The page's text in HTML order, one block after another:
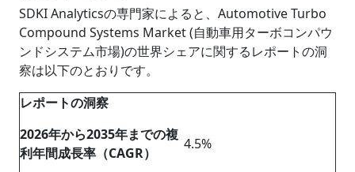
SDKI Analyticsの専門家によると、Automotive Turbo
Compound Systems Market (自動車用ターボコンパウ
ンドシステム市場)の世界シェアに関するレポートの洞
察は以下のとおりです。
レポートの洞察
2026年から2035年までの複
利年間成長率（CAGR）
4.5%